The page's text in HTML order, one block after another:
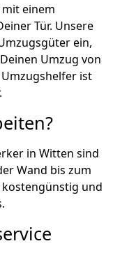
einem
Tür. Unsere
ein,
Umzug von
ist
in Witten sind
Wand bis zum
und